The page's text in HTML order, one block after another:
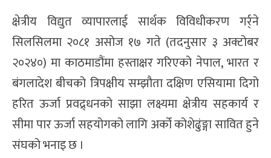
क्षेत्रीय विद्युत व्यापारलाई सार्थक विविधीकरण गर्र्ने
सिलसिलमा २०८१ असोज १७ गते (तदनुसार ३ अक्टोबर
२०२४०) मा काठमाडौंमा हस्ताक्षर गरिएको नेपाल, भारत र
बंगलादेश बीचको त्रिपक्षीय सम्झौता दक्षिण एसियामा दिगो
हरित ऊर्जा प्रवद्र्धनको साझा लक्ष्यमा क्षेत्रीय सहकार्य र
सीमा पार ऊर्जा सहयोगको लागि अर्को कोशेढुंङ्गा सावित हुने
संघको भनाइ छ ।